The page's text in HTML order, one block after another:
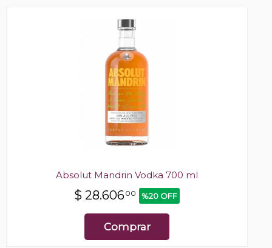
Absolut Mandrin Vodka 700 ml
$ 28.60600 %20 OFF
Comprar